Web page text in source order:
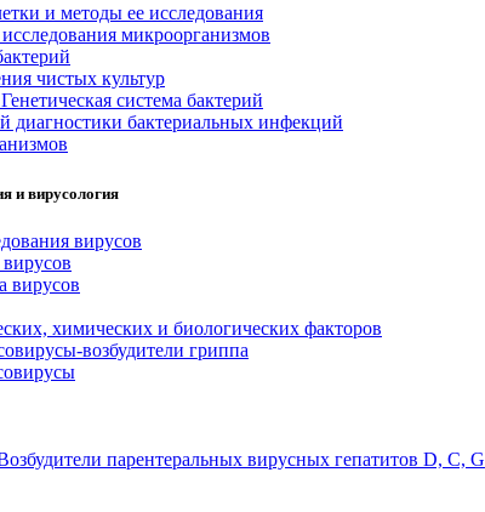
и методы ее исследования
микроорганизмов
чистых культур
система бактерий
диагностики бактериальных инфекций
и вирусология
вирусов
вирусов
химических и биологических факторов
возбудители гриппа
парентеральных вирусных гепатитов D, C, G